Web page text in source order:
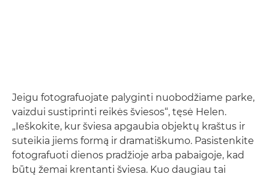
Jeigu fotografuojate palyginti nuobodžiame parke,
vaizdui sustiprinti reikės šviesos“, tęsė Helen.
„Ieškokite, kur šviesa apgaubia objektų kraštus ir
suteikia jiems formą ir dramatiškumo. Pasistenkite
fotografuoti dienos pradžioje arba pabaigoje, kad
būtų žemai krentanti šviesa. Kuo daugiau tai